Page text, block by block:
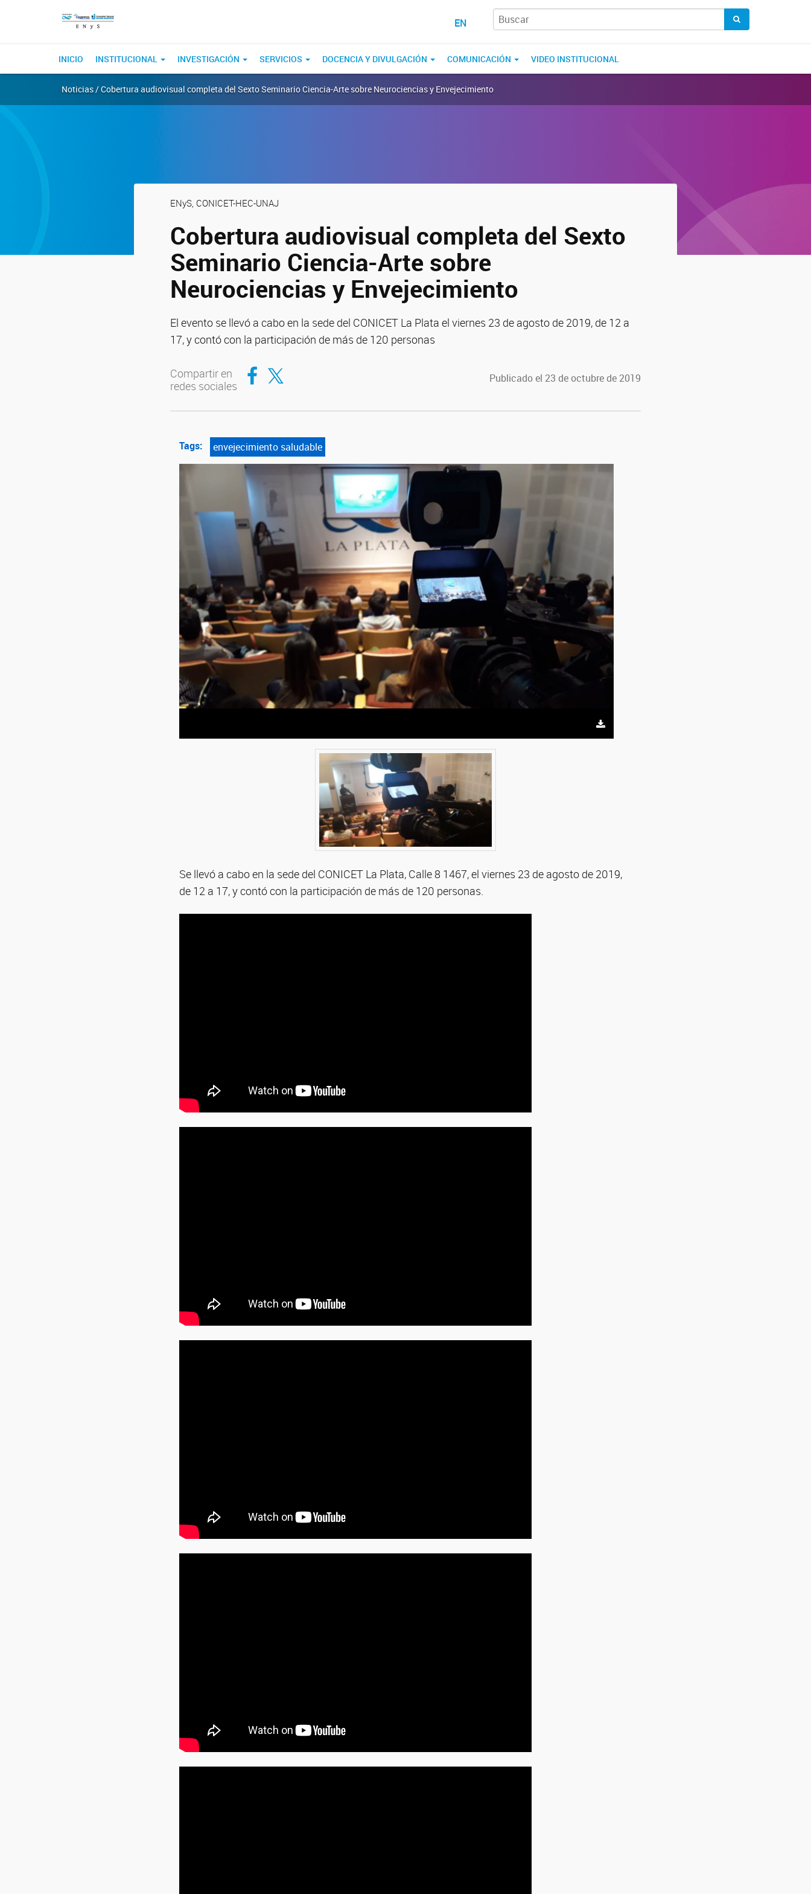
EN
INICIO INSTITUCIONAL INVESTIGACIÓN SERVICIOS DOCENCIA Y DIVULGACIÓN COMUNICACIÓN VIDEO INSTITUCIONAL
Noticias / Cobertura audiovisual completa del Sexto Seminario Ciencia-Arte sobre Neurociencias y Envejecimiento
ENyS, CONICET-HEC-UNAJ
Cobertura audiovisual completa del Sexto
Seminario Ciencia-Arte sobre
Neurociencias y Envejecimiento
El evento se llevó a cabo en la sede del CONICET La Plata el viernes 23 de agosto de 2019, de 12 a
17, y contó con la participación de más de 120 personas
Compartir en
redes sociales
Compartir en Facebook
Compartir en Twitter Publicado el 23 de octubre de 2019
Tags: envejecimiento saludable
Se llevó a cabo en la sede del CONICET La Plata, Calle 8 1467, el viernes 23 de agosto de 2019,
de 12 a 17, y contó con la participación de más de 120 personas.